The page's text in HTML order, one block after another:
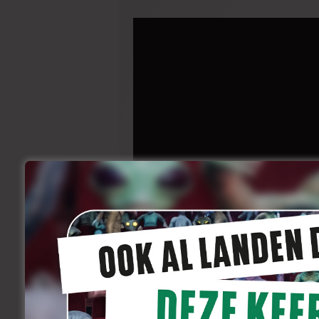
Films maken was niet meteen een
school had afgerond, wist ik niet
dat ik iets wil doen dat ik graag doe en